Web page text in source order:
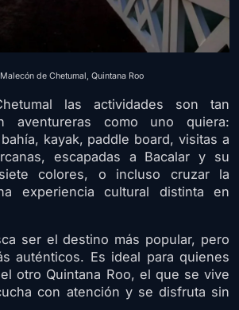
de Chetumal, Quintana Roo
las actividades son tan
aventureras como uno quiera:
kayak, paddle board, visitas a
escapadas a Bacalar y su
colores, o incluso cruzar la
experiencia cultural distinta en
ser el destino más popular, pero
auténticos. Es ideal para quienes
otro Quintana Roo, el que se vive
con atención y se disfruta sin